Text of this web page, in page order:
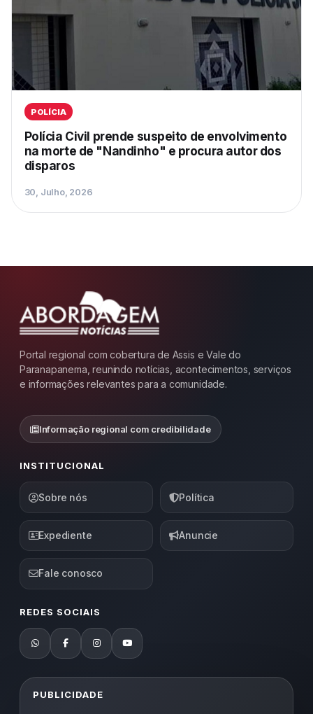
POLÍCIA
Polícia Civil prende suspeito de envolvimento
na morte de "Nandinho" e procura autor dos
disparos
30, Julho, 2026
Portal regional com cobertura de Assis e Vale do
Paranapanema, reunindo notícias, acontecimentos, serviços
e informações relevantes para a comunidade.
Informação regional com credibilidade
INSTITUCIONAL
Sobre nós Política
Expediente Anuncie
Fale conosco
REDES SOCIAIS
PUBLICIDADE